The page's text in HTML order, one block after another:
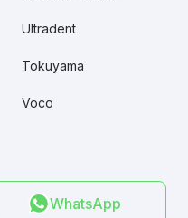
Ultradent
Tokuyama
Voco
WhatsApp